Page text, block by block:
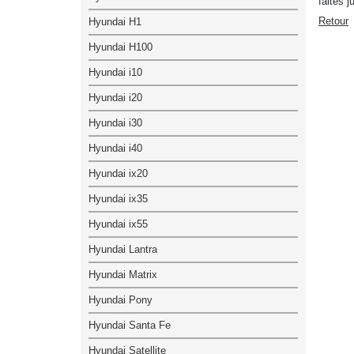
Retour
Hyundai H1
Hyundai H100
Hyundai i10
Hyundai i20
Hyundai i30
Hyundai i40
Hyundai ix20
Hyundai ix35
Hyundai ix55
Hyundai Lantra
Hyundai Matrix
Hyundai Pony
Hyundai Santa Fe
Hyundai Satellite